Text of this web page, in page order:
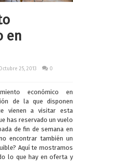
en
25, 2013
0
económico en
de la que disponen
vienen a visitar esta
has reservado un vuelo
de fin de semana en
encontrar también un
Aquí te mostramos
lo que hay en oferta y